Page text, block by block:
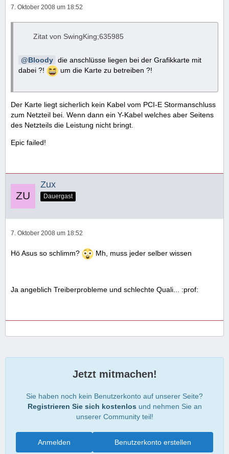
7. Oktober 2008 um 18:52
Zitat von SwingKing;635985
Bloody die anschlüsse liegen bei der Grafikkarte mit
dabei ?!
um die Karte zu betreiben ?!
Der Karte liegt sicherlich kein Kabel vom PCI-E Stormanschluss
zum Netzteil bei. Wenn dann ein Y-Kabel welches aber Seitens
des Netzteils die Leistung nicht bringt.
Epic failed!
Zux
Dauergast
7. Oktober 2008 um 18:52
Hö Asus so schlimm? Mh, muss jeder selber wissen
Ja angeblich Treiberprobleme und schlechte Quali... :prof:
Jetzt mitmachen!
Sie haben noch kein Benutzerkonto auf unserer Seite?
Registrieren Sie sich kostenlos und nehmen Sie an
unserer Community teil!
Benutzerkonto erstellen
Anmelden